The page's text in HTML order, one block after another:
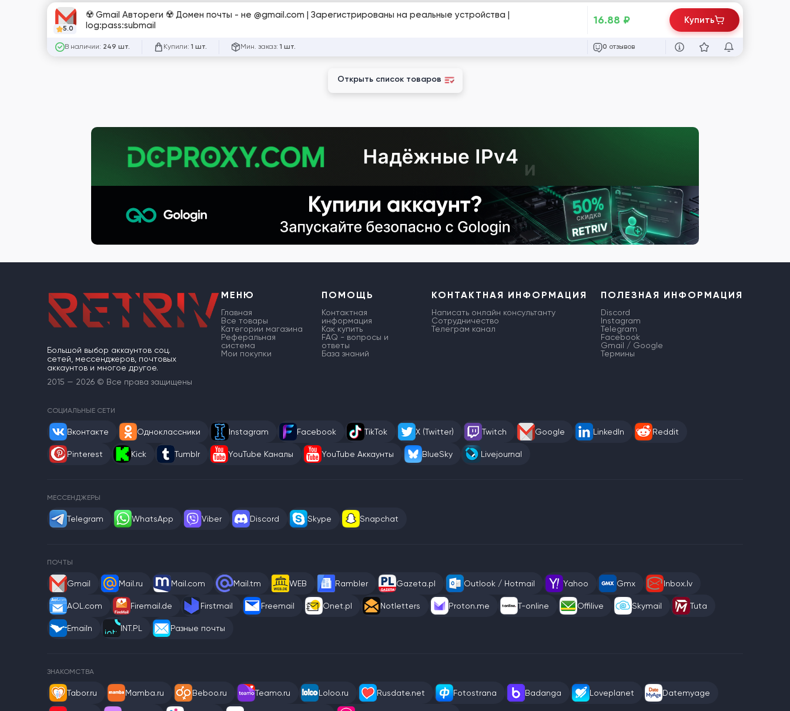
5.0
☢️ Gmail Автореги ☢️ Домен почты - не @gmail.com | Зарегистрированы на реальные устройства |
log:pass:submail
В наличии: 249 шт. Купили: 1 шт. Мин. заказ: 1 шт.
16.88 ₽
0 отзывов
Купить
Открыть список товаров
Большой выбор аккаунтов соц.
сетей, мессенджеров, почтовых
аккаунтов и многое другое.
2015 — 2026 © Все права защищены
МЕНЮ
Главная
Все товары
Категории магазина
Реферальная
система
Мои покупки
ПОМОЩЬ
Контактная
информация
Как купить
FAQ - вопросы и
ответы
База знаний
КОНТАКТНАЯ ИНФОРМАЦИЯ
Написать онлайн консультанту
Сотрудничество
Телеграм канал
ПОЛЕЗНАЯ ИНФОРМАЦИЯ
Discord
Instagram
Telegram
Facebook
Gmail / Google
Термины
СОЦИАЛЬНЫЕ СЕТИ
Вконтакте Одноклассники Instagram Facebook TikTok X (Twitter) Twitch Google LinkedIn Reddit
Pinterest Kick Tumblr YouTube Каналы YouTube Аккаунты BlueSky Livejournal
МЕССЕНДЖЕРЫ
Telegram WhatsApp Viber Discord Skype Snapchat
ПОЧТЫ
Gmail Mail.ru Mail.com Mail.tm WEB Rambler Gazeta.pl Outlook / Hotmail Yahoo Gmx Inbox.lv
AOL.com Firemail.de Firstmail Freemail Onet.pl Notletters Proton.me T-online Offilive Skymail Tuta
Emailn INT.PL Разные почты
ЗНАКОМСТВА
Tabor.ru Mamba.ru Beboo.ru Teamo.ru Loloo.ru Rusdate.net Fotostrana Badanga Loveplanet Datemyage